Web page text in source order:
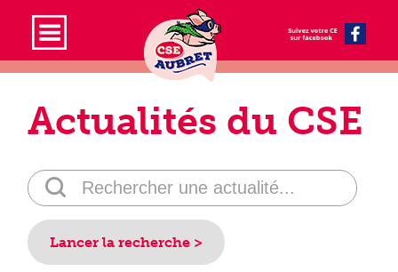
Actualités du CSE